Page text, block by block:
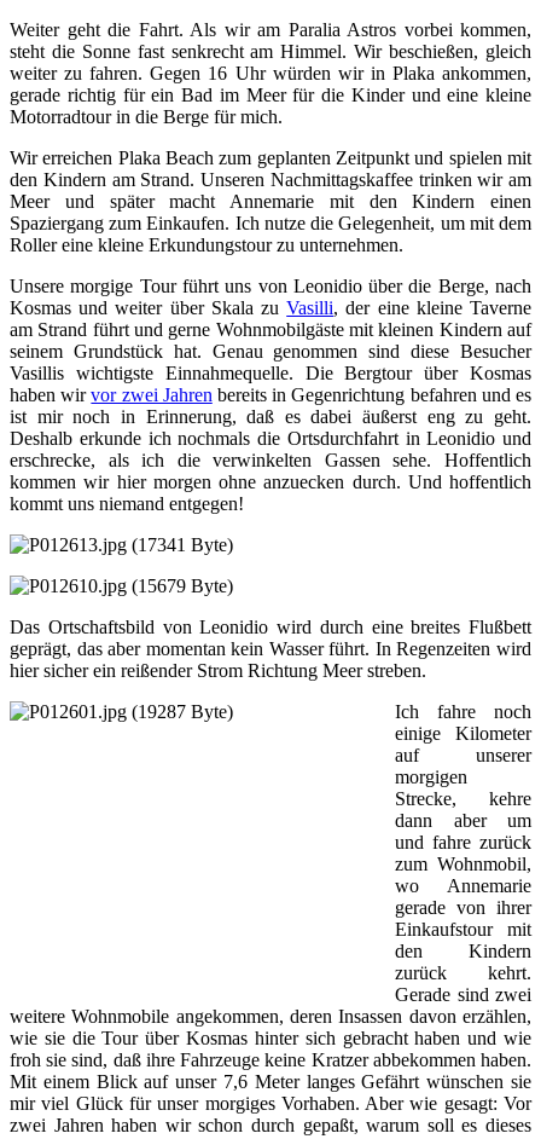
Weiter geht die Fahrt. Als wir am Paralia Astros vorbei kommen,
steht die Sonne fast senkrecht am Himmel. Wir beschießen, gleich
weiter zu fahren. Gegen 16 Uhr würden wir in Plaka ankommen,
gerade richtig für ein Bad im Meer für die Kinder und eine kleine
Motorradtour in die Berge für mich.
Wir erreichen Plaka Beach zum geplanten Zeitpunkt und spielen mit
den Kindern am Strand. Unseren Nachmittagskaffee trinken wir am
Meer und später macht Annemarie mit den Kindern einen
Spaziergang zum Einkaufen. Ich nutze die Gelegenheit, um mit dem
Roller eine kleine Erkundungstour zu unternehmen.
Unsere morgige Tour führt uns von Leonidio über die Berge, nach
Kosmas und weiter über Skala zuVasilli, der eine kleine Taverne
am Strand führt und gerne Wohnmobilgäste mit kleinen Kindern auf
seinem Grundstück hat. Genau genommen sind diese Besucher
Vasillis wichtigste Einnahmequelle. Die Bergtour über Kosmas
haben wirvor zwei Jahren bereits in Gegenrichtung befahren und es
ist mir noch in Erinnerung, daß es dabei äußerst eng zu geht.
Deshalb erkunde ich nochmals die Ortsdurchfahrt in Leonidio und
erschrecke, als ich die verwinkelten Gassen sehe. Hoffentlich
kommen wir hier morgen ohne anzuecken durch. Und hoffentlich
kommt uns niemand entgegen!
Das Ortschaftsbild von Leonidio wird durch eine breites Flußbett
geprägt, das aber momentan kein Wasser führt. In Regenzeiten wird
hier sicher ein reißender Strom Richtung Meer streben.
Ich fahre noch
einige Kilometer
auf unserer
morgigen
Strecke, kehre
dann aber um
und fahre zurück
zum Wohnmobil,
wo Annemarie
gerade von ihrer
Einkaufstour mit
den Kindern
zurück kehrt.
Gerade sind zwei
weitere Wohnmobile angekommen, deren Insassen davon erzählen,
wie sie die Tour über Kosmas hinter sich gebracht haben und wie
froh sie sind, daß ihre Fahrzeuge keine Kratzer abbekommen haben.
Mit einem Blick auf unser 7,6 Meter langes Gefährt wünschen sie
mir viel Glück für unser morgiges Vorhaben. Aber wie gesagt: Vor
zwei Jahren haben wir schon durch gepaßt, warum soll es dieses